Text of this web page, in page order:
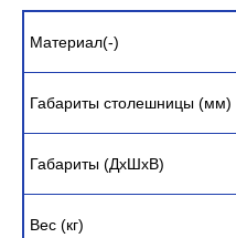
Материал(-)
Габариты столешницы (мм)
Габариты (ДxШxВ)
Вес (кг)